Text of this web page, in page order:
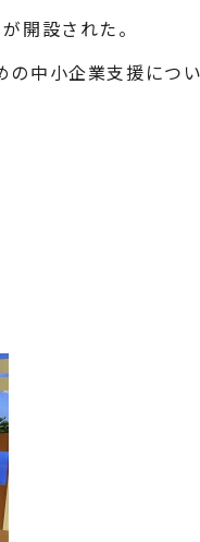
開設された。
中小企業支援につい